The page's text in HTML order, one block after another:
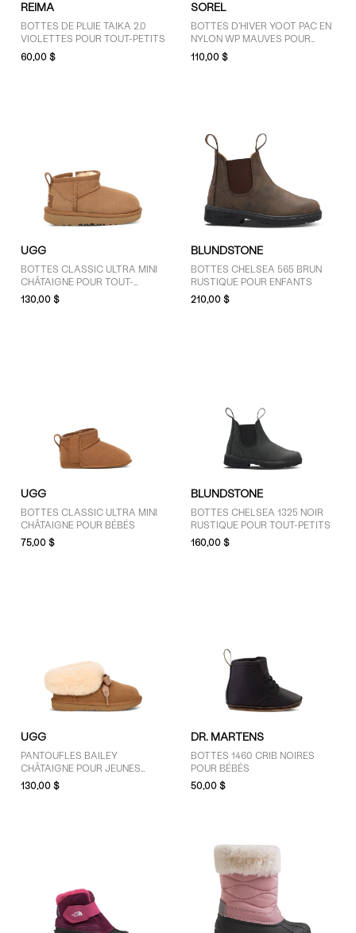
REIMA
BOTTES DE PLUIE TAIKA 2.0
VIOLETTES POUR TOUT-PETITS
60,00 $
SOREL
BOTTES D'HIVER YOOT PAC EN
NYLON WP MAUVES POUR
JEUNES ENFANTS/ENFANTS
110,00 $
UGG
BOTTES CLASSIC ULTRA MINI
CHÂTAIGNE POUR TOUT-
PETITS
130,00 $
BLUNDSTONE
BOTTES CHELSEA 565 BRUN
RUSTIQUE POUR ENFANTS
210,00 $
UGG
BOTTES CLASSIC ULTRA MINI
CHÂTAIGNE POUR BÉBÉS
75,00 $
BLUNDSTONE
BOTTES CHELSEA 1325 NOIR
RUSTIQUE POUR TOUT-PETITS
160,00 $
UGG
PANTOUFLES BAILEY
CHÂTAIGNE POUR JEUNES
ENFANTS/ENFANTS
130,00 $
DR. MARTENS
BOTTES 1460 CRIB NOIRES
POUR BÉBÉS
50,00 $